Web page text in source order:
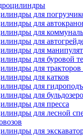
для
для
для
для
для
для буровой
для тракторов
для катков
для
для
для пресса
для лесной
для